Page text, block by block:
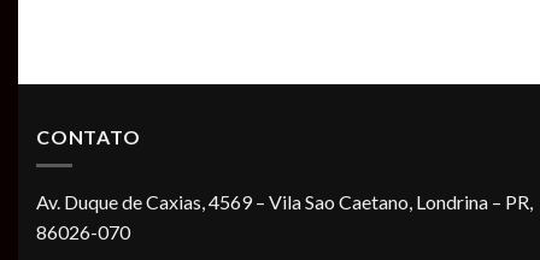
CONTATO
Av. Duque de Caxias, 4569 – Vila Sao Caetano, Londrina – PR,
86026-070